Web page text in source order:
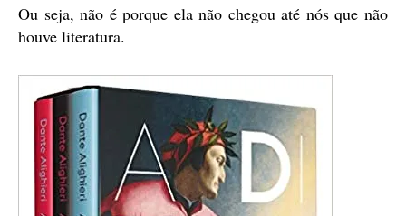
Ou seja, não é porque ela não chegou até nós que não
houve literatura.